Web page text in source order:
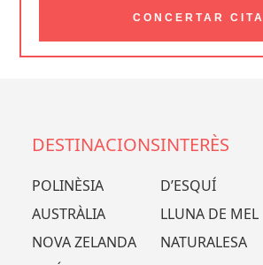
CONCERTAR CITA
DESTINACIONS
POLINÈSIA
AUSTRÀLIA
NOVA ZELANDA
INTERÈS
D’ESQUÍ
LLUNA DE MEL
NATURALESA